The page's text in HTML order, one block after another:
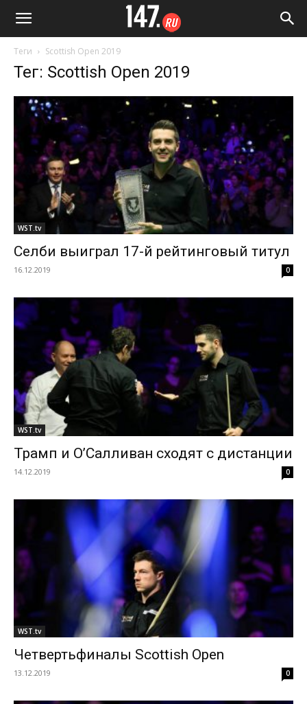
Теги Scottish Open 2019
Тег: Scottish Open 2019
WST.tv
Селби выиграл 17-й рейтинговый титул
16.12.2019 0
WST.tv
Трамп и О’Салливан сходят с дистанции
14.12.2019 0
WST.tv
Четвертьфиналы Scottish Open
13.12.2019 0